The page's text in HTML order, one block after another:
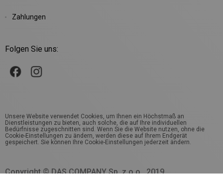
Zahlungen
Folgen Sie uns:
Unsere Website verwendet Cookies, um Ihnen ein Höchstmaß an
Dienstleistungen zu bieten, auch solche, die auf Ihre individuellen
Bedürfnisse zugeschnitten sind. Wenn Sie die Website nutzen, ohne die
Cookie-Einstellungen zu ändern, werden diese auf Ihrem Endgerät
gespeichert. Sie können Ihre Cookie-Einstellungen jederzeit ändern.
Copyright © DAS COMPANY Sp. z o.o., 2019.